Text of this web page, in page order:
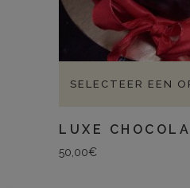
SELECTEER EEN
LUXE
50,00€